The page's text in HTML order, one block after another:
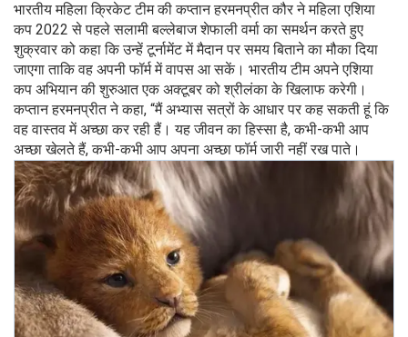
भारतीय महिला क्रिकेट टीम की कप्तान हरमनप्रीत कौर ने महिला एशिया
कप 2022 से पहले सलामी बल्लेबाज शेफाली वर्मा का समर्थन करते हुए
शुक्रवार को कहा कि उन्हें टूर्नामेंट में मैदान पर समय बिताने का मौका दिया
जाएगा ताकि वह अपनी फॉर्म में वापस आ सकें। भारतीय टीम अपने एशिया
कप अभियान की शुरुआत एक अक्टूबर को श्रीलंका के खिलाफ करेगी।
कप्तान हरमनप्रीत ने कहा, “मैं अभ्यास सत्रों के आधार पर कह सकती हूं कि
वह वास्तव में अच्छा कर रही हैं। यह जीवन का हिस्सा है, कभी-कभी आप
अच्छा खेलते हैं, कभी-कभी आप अपना अच्छा फॉर्म जारी नहीं रख पाते।